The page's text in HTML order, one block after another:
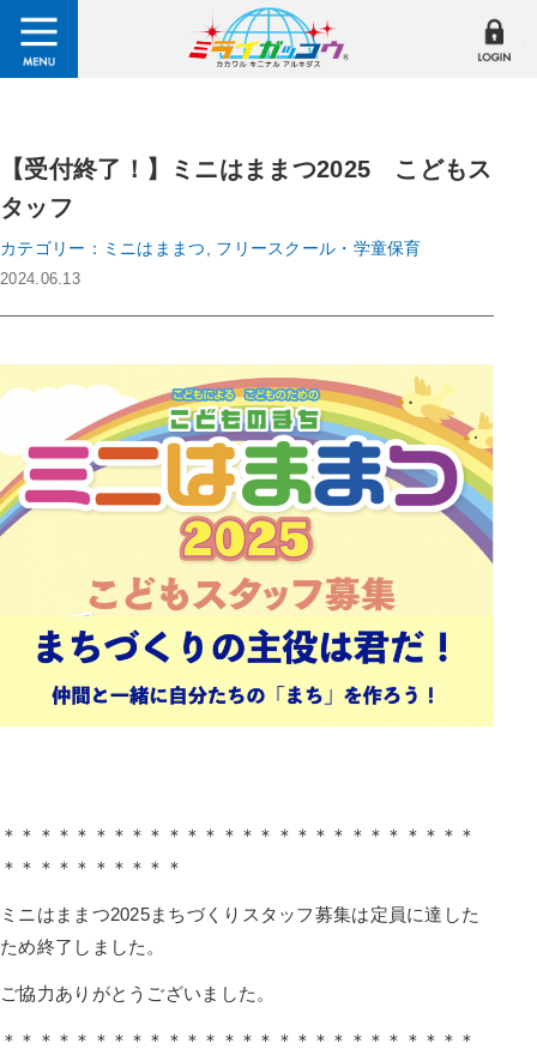
【受付終了！】ミニはままつ2025 こどもス
タッフ
カテゴリー：ミニはままつ, フリースクール・学童保育
2024.06.13
＊＊＊＊＊＊＊＊＊＊＊＊＊＊＊＊＊＊＊＊＊＊＊＊＊＊
＊＊＊＊＊＊＊＊＊＊
ミニはままつ2025まちづくりスタッフ募集は定員に達した
ため終了しました。
ご協力ありがとうございました。
＊＊＊＊＊＊＊＊＊＊＊＊＊＊＊＊＊＊＊＊＊＊＊＊＊＊